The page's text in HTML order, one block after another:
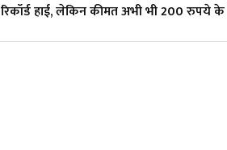
रिकॉर्ड हाई, लेकिन कीमत अभी भी 200 रुपये